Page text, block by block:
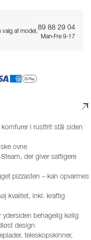
valg af model,
89 88 29 04
Man-Fre 9-17
i rustfrit stål siden
ovne
der giver saftigere
pizzasten – kan opvarmes
kvalitet, inkl. kraftig
behagelig kølig
design
teleskopskinner,